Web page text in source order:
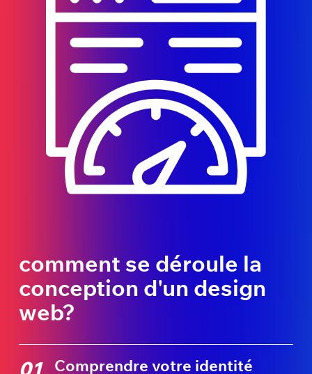
comment se déroule la
conception d'un design
web?
Comprendre votre identité
01